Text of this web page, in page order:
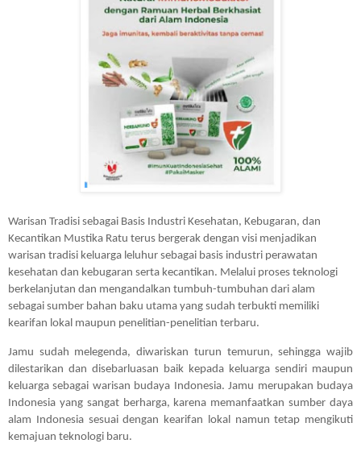
Warisan Tradisi sebagai Basis Industri Kesehatan, Kebugaran, dan
Kecantikan Mustika Ratu terus bergerak dengan visi menjadikan
warisan tradisi keluarga leluhur sebagai basis industri perawatan
kesehatan dan kebugaran serta kecantikan. Melalui proses teknologi
berkelanjutan dan mengandalkan tumbuh-tumbuhan dari alam
sebagai sumber bahan baku utama yang sudah terbukti memiliki
kearifan lokal maupun penelitian-penelitian terbaru.
Jamu sudah melegenda, diwariskan turun temurun, sehingga wajib
dilestarikan dan disebarluasan baik kepada keluarga sendiri maupun
keluarga sebagai warisan budaya Indonesia. Jamu merupakan budaya
Indonesia yang sangat berharga, karena memanfaatkan sumber daya
alam Indonesia sesuai dengan kearifan lokal namun tetap mengikuti
kemajuan teknologi baru.